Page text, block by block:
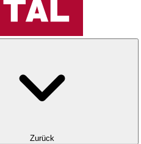
Zurück